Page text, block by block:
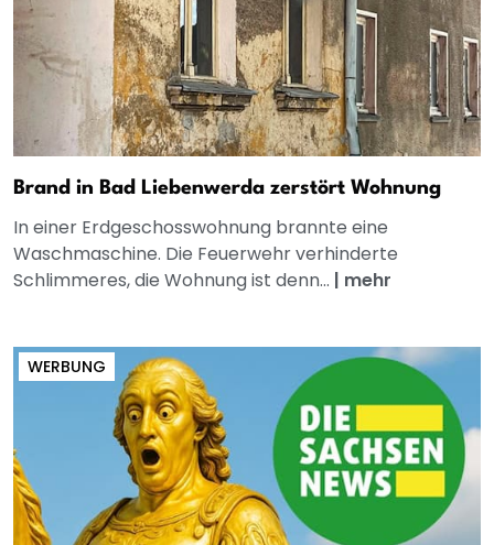
Brand in Bad Liebenwerda zerstört Wohnung
In einer Erdgeschosswohnung brannte eine
Waschmaschine. Die Feuerwehr verhinderte
Schlimmeres, die Wohnung ist denn... | mehr
WERBUNG